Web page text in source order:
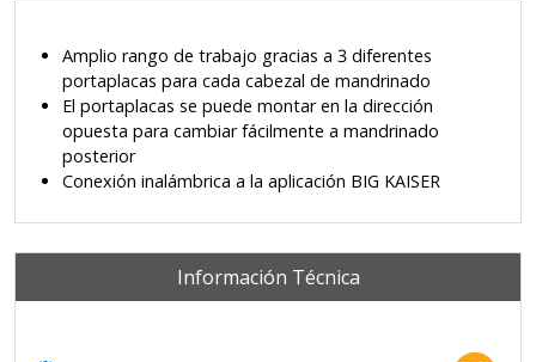
Amplio rango de trabajo gracias a 3 diferentes
portaplacas para cada cabezal de mandrinado
El portaplacas se puede montar en la dirección
opuesta para cambiar fácilmente a mandrinado
posterior
Conexión inalámbrica a la aplicación BIG KAISER
Información Técnica